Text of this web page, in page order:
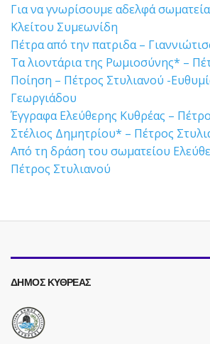
Για να γνωρίσουμε αδελφά
Κλείτου Συμεωνίδη
Πέτρα από την πατριδα –
Τα λιοντάρια της Ρωμιοσύνης* –
Ποίηση – Πέτρος Στυλιανού -
Γεωργιάδου
Έγγραφα Ελεύθερης Κυθρέας –
Στέλιος Δημητρίου* – Πέτρος
Από τη δράση του σωματείου
Πέτρος Στυλιανού
ΔΗΜΟΣ ΚΥΘΡΕΑΣ